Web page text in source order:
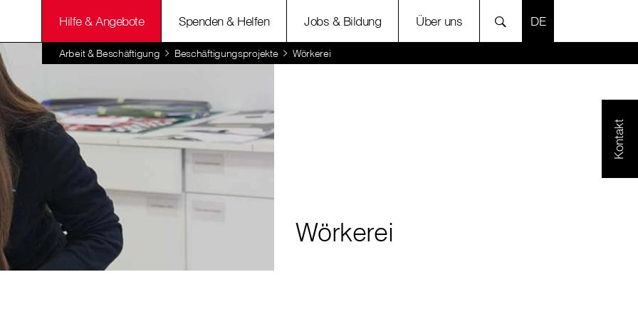
Hilfe & Angebote Spenden & Helfen Jobs & Bildung Über uns SPRACHE
Arbeit & Beschäftigung Beschäftigungsprojekte Wörkerei
Kontakt
Wörkerei